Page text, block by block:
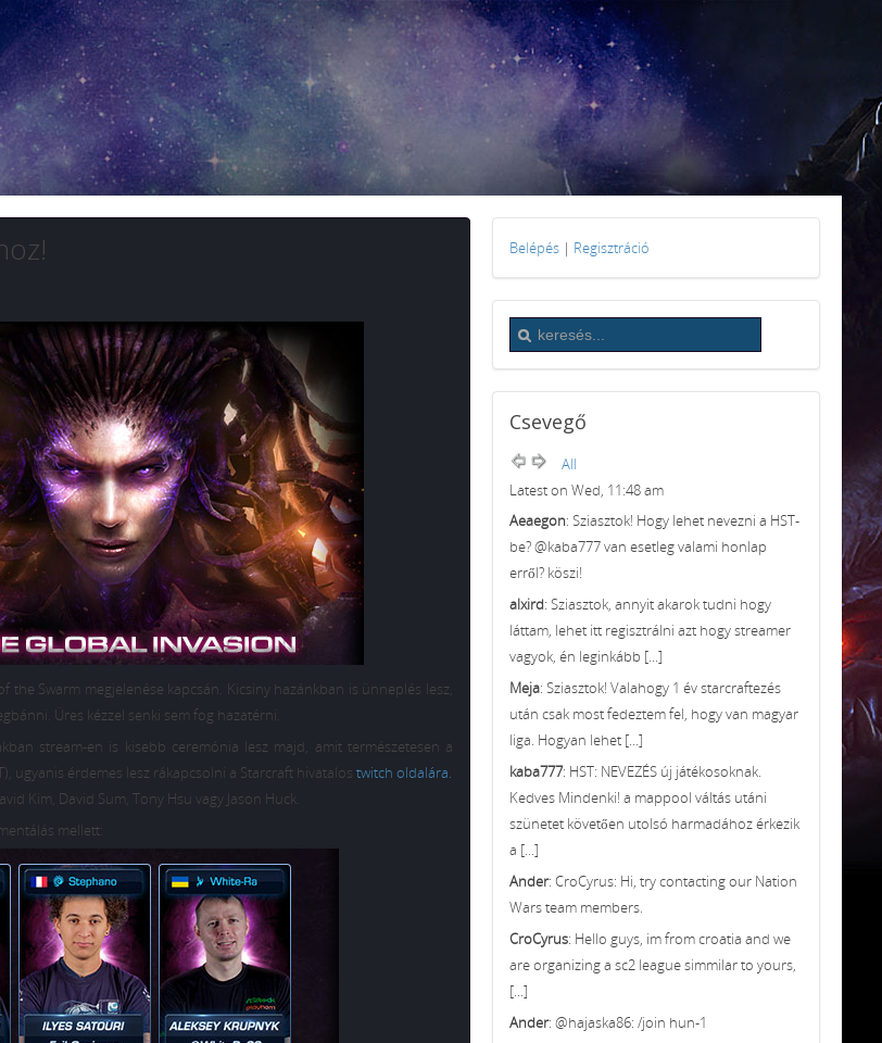
the Swarm megjelenése kapcsán. Kicsiny hazánkban is ünneplés lesz,
Üres kézzel senki sem fog hazatérni.
stream-en is kisebb ceremónia lesz majd, amit természetesen a
ugyanis érdemes lesz rákapcsolni a Starcraft hivatalos twitch oldalára.
Kim, David Sum, Tony Hsu vagy Jason Huck.
mellett:
Belépés | Regisztráció
Csevegő
All
Latest on Wed, 11:48 am
Aeaegon: Sziasztok! Hogy lehet nevezni a HST-
be? @kaba777 van esetleg valami honlap
erről? köszi!
alxird: Sziasztok, annyit akarok tudni hogy
láttam, lehet itt regisztrálni azt hogy streamer
vagyok, én leginkább [...]
Meja: Sziasztok! Valahogy 1 év starcraftezés
után csak most fedeztem fel, hogy van magyar
liga. Hogyan lehet [...]
kaba777: HST: NEVEZÉS új játékosoknak.
Kedves Mindenki! a mappool váltás utáni
szünetet követően utolsó harmadához érkezik
a [...]
Ander: CroCyrus: Hi, try contacting our Nation
Wars team members.
CroCyrus: Hello guys, im from croatia and we
are organizing a sc2 league simmilar to yours,
[...]
Ander: @hajaska86: /join hun-1